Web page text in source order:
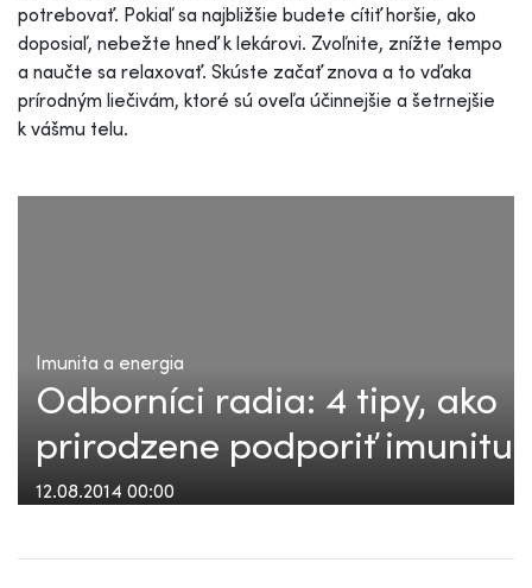
potrebovať. Pokiaľ sa najbližšie budete cítiť horšie, ako
doposiaľ, nebežte hneď k lekárovi. Zvoľnite, znížte tempo
a naučte sa relaxovať. Skúste začať znova a to vďaka
prírodným liečivám, ktoré sú oveľa účinnejšie a šetrnejšie
k vášmu telu.
Imunita a energia
Odborníci radia: 4 tipy, ako
prirodzene podporiť imunitu
12.08.2014 00:00